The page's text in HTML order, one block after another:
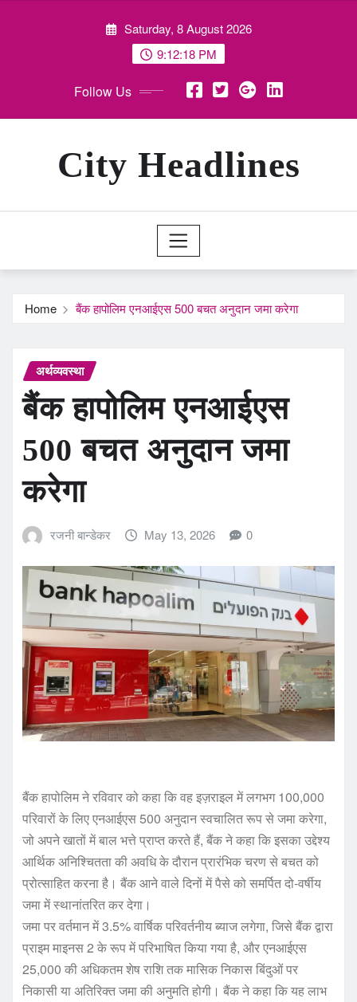
Saturday, 8 August 2026
9:12:19 PM
Follow Us
City Headlines
Home बैंक हापोलिम एनआईएस 500 बचत अनुदान जमा करेगा
अर्थव्यवस्था
बैंक हापोलिम एनआईएस
500 बचत अनुदान जमा
करेगा
रजनी बान्डेकर May 13, 2026 0
बैंक हापोलिम ने रविवार को कहा कि वह इज़राइल में लगभग 100,000
परिवारों के लिए एनआईएस 500 अनुदान स्वचालित रूप से जमा करेगा,
जो अपने खातों में बाल भत्ते प्राप्त करते हैं, बैंक ने कहा कि इसका उद्देश्य
आर्थिक अनिश्चितता की अवधि के दौरान प्रारंभिक चरण से बचत को
प्रोत्साहित करना है। बैंक आने वाले दिनों में पैसे को समर्पित दो-वर्षीय
जमा में स्थानांतरित कर देगा।
जमा पर वर्तमान में 3.5% वार्षिक परिवर्तनीय ब्याज लगेगा, जिसे बैंक द्वारा
प्राइम माइनस 2 के रूप में परिभाषित किया गया है, और एनआईएस
25,000 की अधिकतम शेष राशि तक मासिक निकास बिंदुओं पर
निकासी या अतिरिक्त जमा की अनुमति होगी। बैंक ने कहा कि यह लाभ